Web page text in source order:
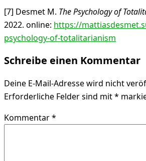
[7] Desmet M. The Psychology of
2022. online: https://
psychology-of-totalitarianism
Schreibe einen Kommentar
Deine E-Mail-Adresse wird nicht
Erforderliche Felder sind mit*
Kommentar*